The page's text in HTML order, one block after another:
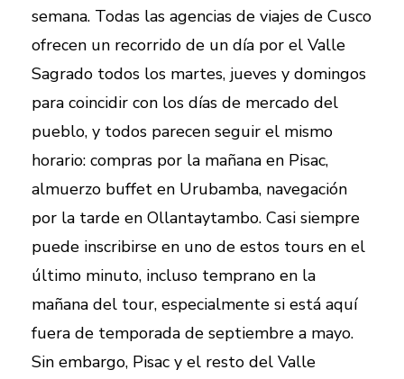
semana. Todas las agencias de viajes de Cusco
ofrecen un recorrido de un día por el Valle
Sagrado todos los martes, jueves y domingos
para coincidir con los días de mercado del
pueblo, y todos parecen seguir el mismo
horario: compras por la mañana en Pisac,
almuerzo buffet en Urubamba, navegación
por la tarde en Ollantaytambo. Casi siempre
puede inscribirse en uno de estos tours en el
último minuto, incluso temprano en la
mañana del tour, especialmente si está aquí
fuera de temporada de septiembre a mayo.
Sin embargo, Pisac y el resto del Valle